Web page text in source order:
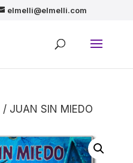
elmelli@elmelli.com
/ JUAN SIN MIEDO